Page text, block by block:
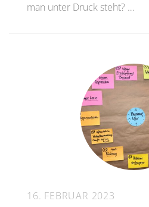
man unter Druck steht? …
16. FEBRUAR 2023